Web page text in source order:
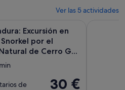
por
adulto
Ver las 5 actividades
Excursión en
por el
de Cerro G...
de
El
30 €